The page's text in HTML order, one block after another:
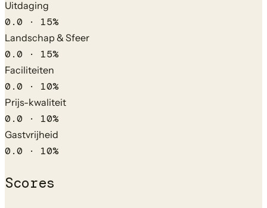
Uitdaging
0.0 · 15%
Landschap & Sfeer
0.0 · 15%
Faciliteiten
0.0 · 10%
Prijs-kwaliteit
0.0 · 10%
Gastvrijheid
0.0 · 10%
Scores